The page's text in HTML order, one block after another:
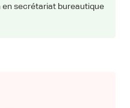
en secrétariat bureautique